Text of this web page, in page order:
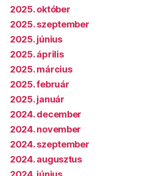
2025. október
2025. szeptember
2025. június
2025. április
2025. március
2025. február
2025. január
2024. december
2024. november
2024. szeptember
2024. augusztus